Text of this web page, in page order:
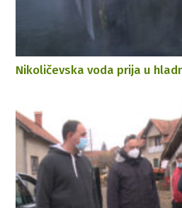
Nikoličevska voda prija u